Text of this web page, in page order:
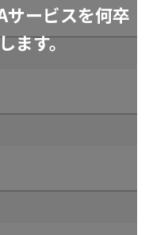
サービスを何卒
ます。